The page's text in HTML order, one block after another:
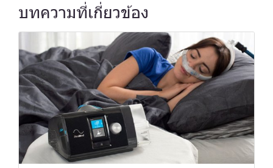
บทความที่เกี่ยวข้อง